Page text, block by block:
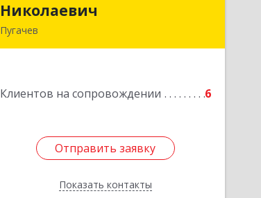
Николаевич
Пугачев
Клиентов на сопровождении 6
Отправить заявку
Показать контакты
Подробнее
Отправить заявку
Назад